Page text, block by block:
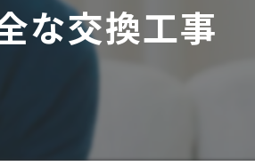
な交換工事